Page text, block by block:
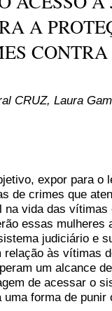
A
CRUZ, Laura
expor para
de crimes que
na vida das
essas mulheres
judiciário e
relação às vítimas
um alcance
de acessar o
forma de punir